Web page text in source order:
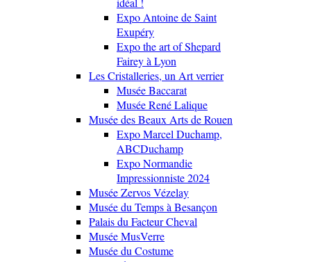
Expo Antoine de Saint
Exupéry
Expo the art of Shepard
Fairey à Lyon
Les Cristalleries, un Art verrier
Musée Baccarat
Musée René Lalique
Musée des Beaux Arts de Rouen
Expo Marcel Duchamp,
ABCDuchamp
Expo Normandie
Impressionniste 2024
Musée Zervos Vézelay
Musée du Temps à Besançon
Palais du Facteur Cheval
Musée MusVerre
Musée du Costume